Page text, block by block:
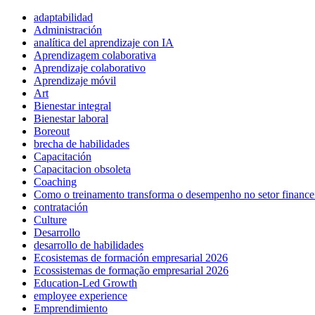
adaptabilidad
Administración
analítica del aprendizaje con IA
Aprendizagem colaborativa
Aprendizaje colaborativo
Aprendizaje móvil
Art
Bienestar integral
Bienestar laboral
Boreout
brecha de habilidades
Capacitación
Capacitacion obsoleta
Coaching
Como o treinamento transforma o desempenho no setor
contratación
Culture
Desarrollo
desarrollo de habilidades
Ecosistemas de formación empresarial 2026
Ecossistemas de formação empresarial 2026
Education-Led Growth
employee experience
Emprendimiento